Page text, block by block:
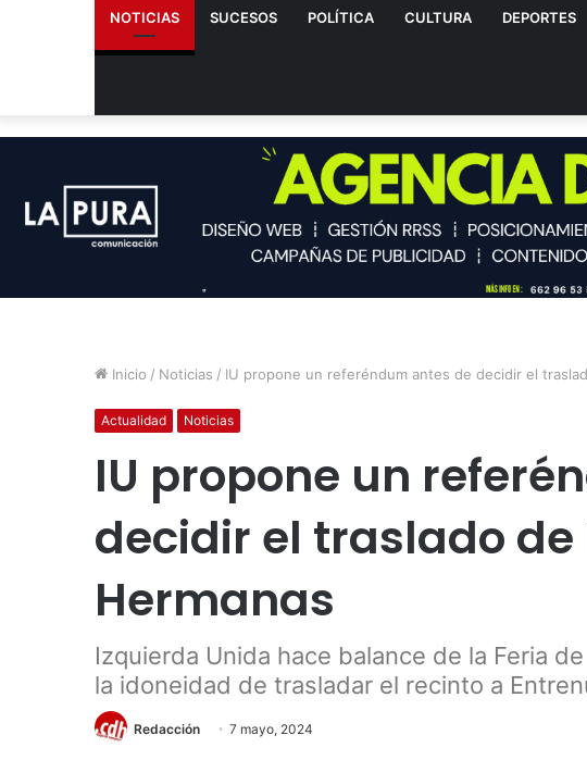
NOTICIAS SUCESOS POLÍTICA CULTURA DEPORTES
Inicio / Noticias / IU propone un referéndum antes de decidir el
Actualidad Noticias
IU propone un
decidir el traslado de
Hermanas
Izquierda Unida hace balance de la Feria
la idoneidad de trasladar el recinto a
Redacción 7 mayo, 2024